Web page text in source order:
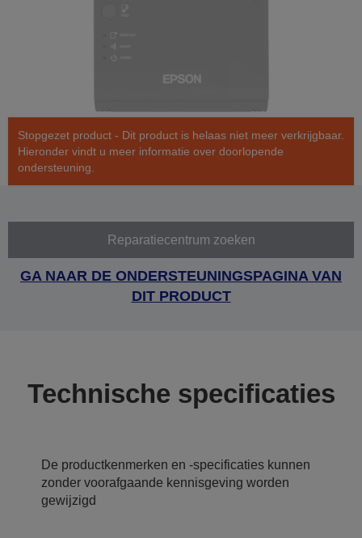
Stopgezet product - Dit product is helaas niet meer verkrijgbaar.
Hieronder vindt u meer informatie over doorlopende
ondersteuning.
Reparatiecentrum zoeken
GA NAAR DE ONDERSTEUNINGSPAGINA VAN
DIT PRODUCT
Technische specificaties
De productkenmerken en -specificaties kunnen
zonder voorafgaande kennisgeving worden
gewijzigd